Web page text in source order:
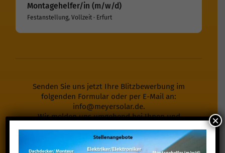
Montagehelfer/in (m/w/d)
Festanstellung, Vollzeit · Erfurt
Senden Sie uns jetzt Ihre Blitzbewerbung im
folgenden Formular oder per E-Mail an:
info@meyersolar.de.
Wir melden uns umgehend bei Ihnen und
mit Ihnen.
×